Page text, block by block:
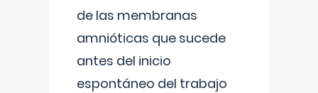
de las membranas
amnióticas que sucede
antes del inicio
espontáneo del trabajo